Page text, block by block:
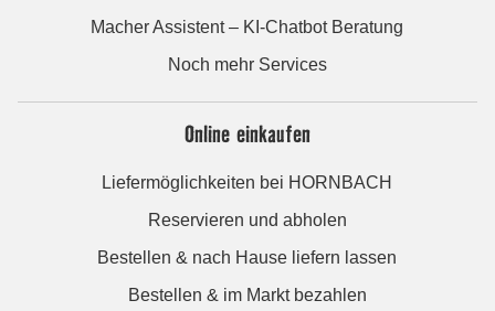
Macher Assistent – KI-Chatbot Beratung
Noch mehr Services
Online einkaufen
Liefermöglichkeiten bei HORNBACH
Reservieren und abholen
Bestellen & nach Hause liefern lassen
Bestellen & im Markt bezahlen